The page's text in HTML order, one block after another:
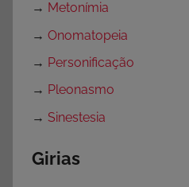
→ Metonímia
→ Onomatopeia
→ Personificação
→ Pleonasmo
→ Sinestesia
Girias